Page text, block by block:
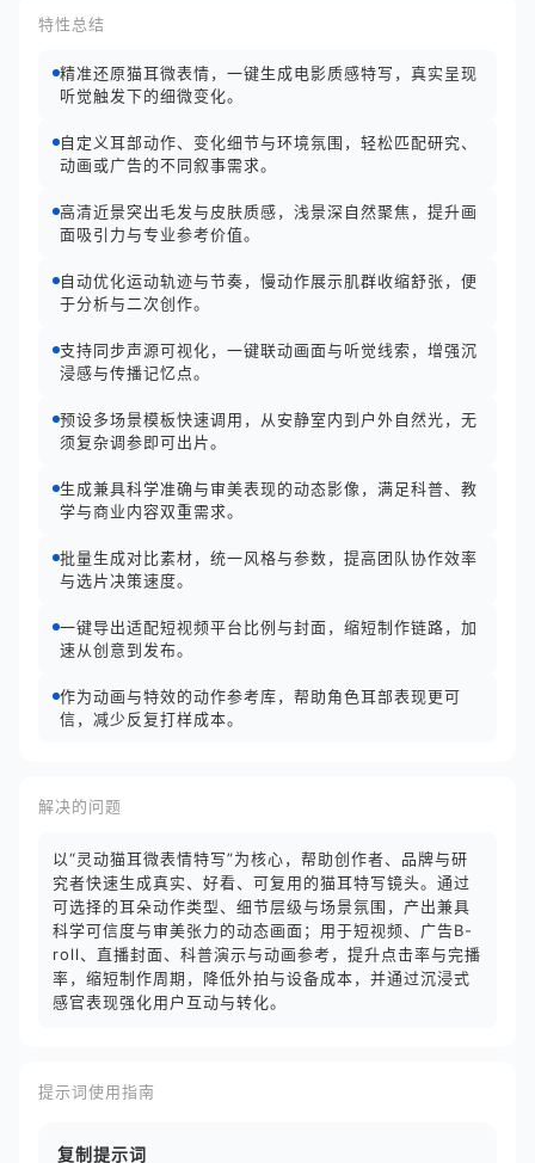
特性总结
精准还原猫耳微表情，一键生成电影质感特写，真实呈现
听觉触发下的细微变化。
自定义耳部动作、变化细节与环境氛围，轻松匹配研究、
动画或广告的不同叙事需求。
高清近景突出毛发与皮肤质感，浅景深自然聚焦，提升画
面吸引力与专业参考价值。
自动优化运动轨迹与节奏，慢动作展示肌群收缩舒张，便
于分析与二次创作。
支持同步声源可视化，一键联动画面与听觉线索，增强沉
浸感与传播记忆点。
预设多场景模板快速调用，从安静室内到户外自然光，无
须复杂调参即可出片。
生成兼具科学准确与审美表现的动态影像，满足科普、教
学与商业内容双重需求。
批量生成对比素材，统一风格与参数，提高团队协作效率
与选片决策速度。
一键导出适配短视频平台比例与封面，缩短制作链路，加
速从创意到发布。
作为动画与特效的动作参考库，帮助角色耳部表现更可
信，减少反复打样成本。
解决的问题
以“灵动猫耳微表情特写”为核心，帮助创作者、品牌与研
究者快速生成真实、好看、可复用的猫耳特写镜头。通过
可选择的耳朵动作类型、细节层级与场景氛围，产出兼具
科学可信度与审美张力的动态画面；用于短视频、广告B-
roll、直播封面、科普演示与动画参考，提升点击率与完播
率，缩短制作周期，降低外拍与设备成本，并通过沉浸式
感官表现强化用户互动与转化。
提示词使用指南
复制提示词